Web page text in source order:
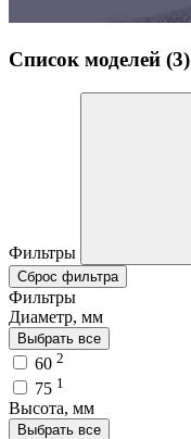
Список моделей (3)
Фильтры
Сброс фильтра
Фильтры
Диаметр, мм
Выбрать все
60 2
75 1
Высота, мм
Выбрать все